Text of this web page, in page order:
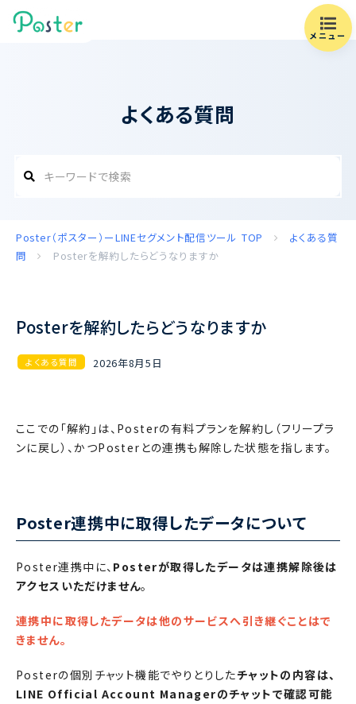
メニュー
よくある質問
Poster（ポスター）ーLINEセグメント配信ツール TOP
よくある質
問
Posterを解約したらどうなりますか
Posterを解約したらどうなりますか
よくある質問 2026年8月5日
ここでの「解約」は、Posterの有料プランを解約し（フリープラ
ンに戻し）、かつPosterとの連携も解除した状態を指します。
Poster連携中に取得したデータについて
Poster連携中に、 Posterが取得したデータは連携解除後は
アクセスいただけません。
連携中に取得したデータは他のサービスへ引き継ぐことはで
きません。
Posterの個別チャット機能でやりとりしたチャットの内容は、
LINE Official Account Managerのチャットで確認可能